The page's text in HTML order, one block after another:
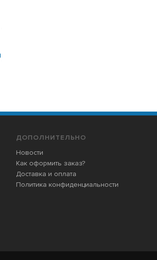
ДОПОЛНИТЕЛЬНО
Новости
Как оформить заказ?
Доставка и оплата
Политика конфиденциальности